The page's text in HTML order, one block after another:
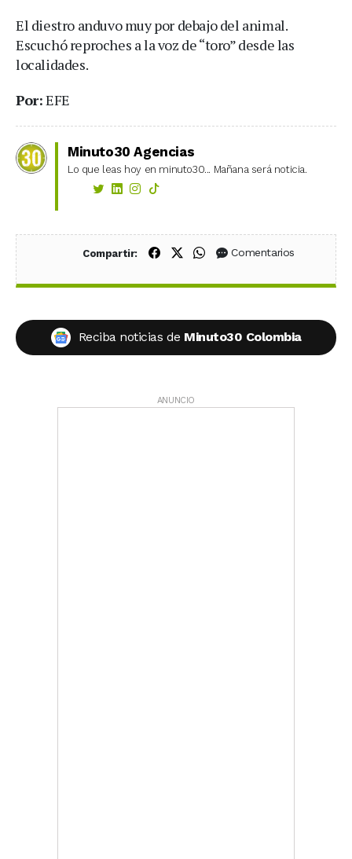
El diestro anduvo muy por debajo del animal.
Escuchó reproches a la voz de “toro” desde las
localidades.
Por:EFE
Minuto30 Agencias
Lo que leas hoy en minuto30... Mañana será noticia.
Compartir: Compartir en Facebook
Compartir en X (Twitter)
Compartir en WhatsApp
Comentarios
Reciba noticias de Minuto30 Colombia
ANUNCIO